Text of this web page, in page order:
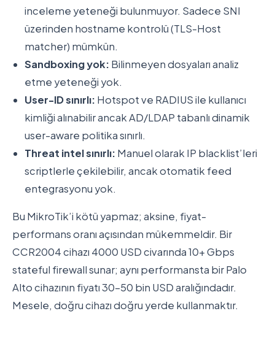
inceleme yeteneği bulunmuyor. Sadece SNI
üzerinden hostname kontrolü (TLS-Host
matcher) mümkün.
Sandboxing yok: Bilinmeyen dosyaları analiz
etme yeteneği yok.
User-ID sınırlı: Hotspot ve RADIUS ile kullanıcı
kimliği alınabilir ancak AD/LDAP tabanlı dinamik
user-aware politika sınırlı.
Threat intel sınırlı: Manuel olarak IP blacklist’leri
scriptlerle çekilebilir, ancak otomatik feed
entegrasyonu yok.
Bu MikroTik’i kötü yapmaz; aksine, fiyat-
performans oranı açısından mükemmeldir. Bir
CCR2004 cihazı 4000 USD civarında 10+ Gbps
stateful firewall sunar; aynı performansta bir Palo
Alto cihazının fiyatı 30-50 bin USD aralığındadır.
Mesele, doğru cihazı doğru yerde kullanmaktır.